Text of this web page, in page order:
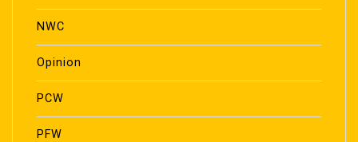
NWC
Opinion
PCW
PFW